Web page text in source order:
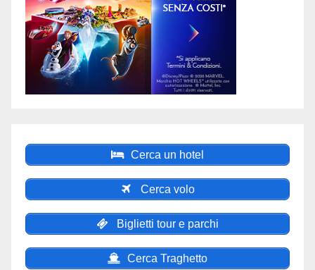
Cerca un hotel
Cerca volo
Biglietti tour e parchi
Cerca Traghetto